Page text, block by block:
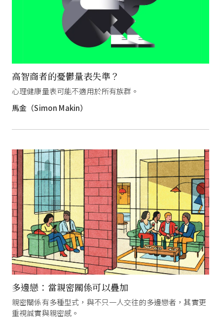
高智商者的憂鬱量表失準？
心理健康量表可能不適用於所有族群。
馬金（Simon Makin）
多邊戀：當親密關係可以疊加
親密關係有多種型式，與不只一人交往的多邊戀者，其實更
重視誠實與親密感。